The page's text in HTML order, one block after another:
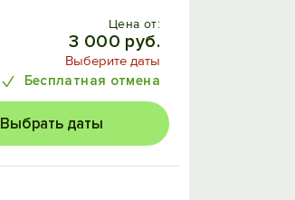
Цена от:
3 000 руб.
Выберите даты
Бесплатная отмена
Выбрать даты